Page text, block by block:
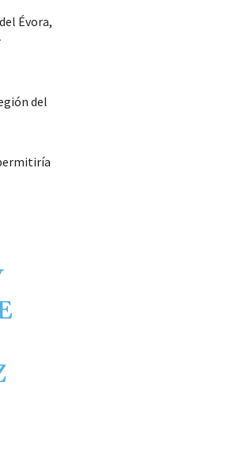
Évora,
del